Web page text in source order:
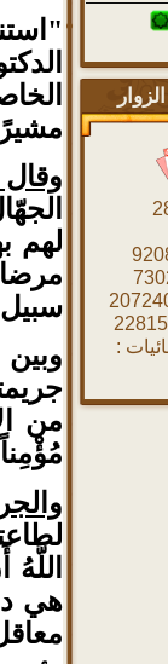
:
لهم
وبين
من
هي